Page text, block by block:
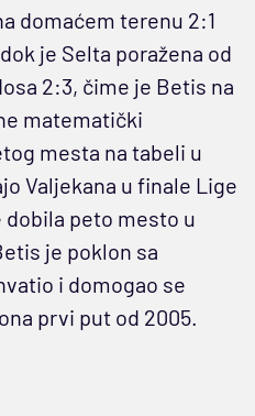
domaćem terenu 2:1
je Selta poražena od
2:3, čime je Betis na
matematički
mesta na tabeli u
Valjekana u finale Lige
peto mesto u
je poklon sa
i domogao se
prvi put od 2005.